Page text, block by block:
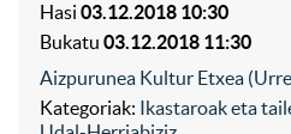
Hasi 03.12.2018 10:30
Bukatu 03.12.2018 11:30
Aizpurunea Kultur Etxea
Kategoriak: Ikastaroak eta